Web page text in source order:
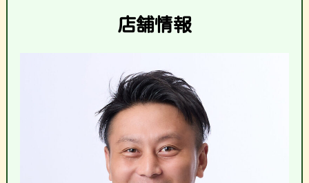
店舗情報